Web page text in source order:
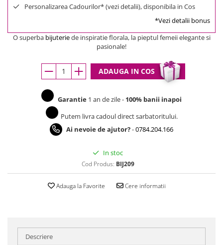
Personalizarea Cadourilor* (vezi detalii), disponibila in Cos
*Vezi detalii bonus
O superba bijuteriede inspiratie florala, la pieptul femeii elegante si
pasionale!
ADAUGA IN COS
Garantie 1 an de zile - 100% banii inapoi
Putem livra cadoul direct sarbatoritului.
Ai nevoie de ajutor?-0784.204.166
In stoc
Cod Produs: BIJ209
Adauga la Favorite Cere informatii
Descriere